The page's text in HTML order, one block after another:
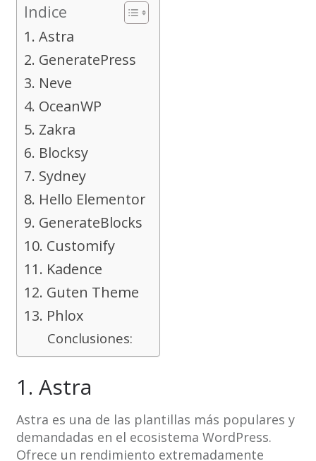
Indice
1. Astra
2. GeneratePress
3. Neve
4. OceanWP
5. Zakra
6. Blocksy
7. Sydney
8. Hello Elementor
9. GenerateBlocks
10. Customify
11. Kadence
12. Guten Theme
13. Phlox
Conclusiones:
1. Astra
Astra es una de las plantillas más populares y
demandadas en el ecosistema WordPress.
Ofrece un rendimiento extremadamente